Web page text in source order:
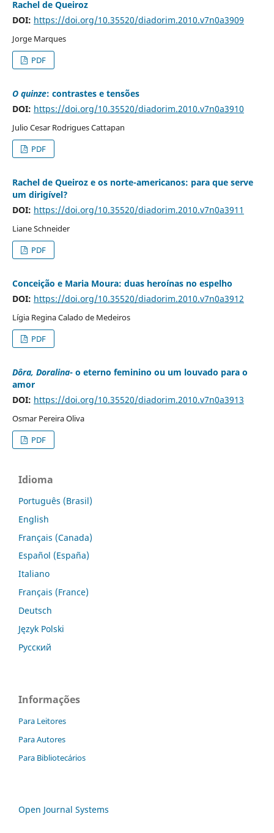
Rachel de Queiroz
DOI: https://doi.org/10.35520/diadorim.2010.v7n0a3909
Jorge Marques
PDF
O quinze: contrastes e tensões
DOI: https://doi.org/10.35520/diadorim.2010.v7n0a3910
Julio Cesar Rodrigues Cattapan
PDF
Rachel de Queiroz e os norte-americanos: para que serve
um dirigível?
DOI: https://doi.org/10.35520/diadorim.2010.v7n0a3911
Liane Schneider
PDF
Conceição e Maria Moura: duas heroínas no espelho
DOI: https://doi.org/10.35520/diadorim.2010.v7n0a3912
Lígia Regina Calado de Medeiros
PDF
Dôra, Doralina- o eterno feminino ou um louvado para o
amor
DOI: https://doi.org/10.35520/diadorim.2010.v7n0a3913
Osmar Pereira Oliva
PDF
Idioma
Português (Brasil)
English
Français (Canada)
Español (España)
Italiano
Français (France)
Deutsch
Język Polski
Русский
Informações
Para Leitores
Para Autores
Para Bibliotecários
Open Journal Systems